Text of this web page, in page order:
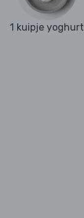
1 kuipje yoghurt